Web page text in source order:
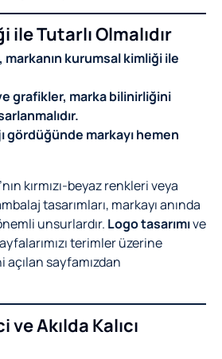
ile Tutarlı Olmalıdır
markanın kurumsal kimliği ile
grafikler, marka bilinirliğini
gördüğünde markayı hemen
kırmızı-beyaz renkleri veya
tasarımları, markayı anında
unsurlardır. Logo tasarımıve
terimler üzerine
açılan sayfamızdan
Akılda Kalıcı